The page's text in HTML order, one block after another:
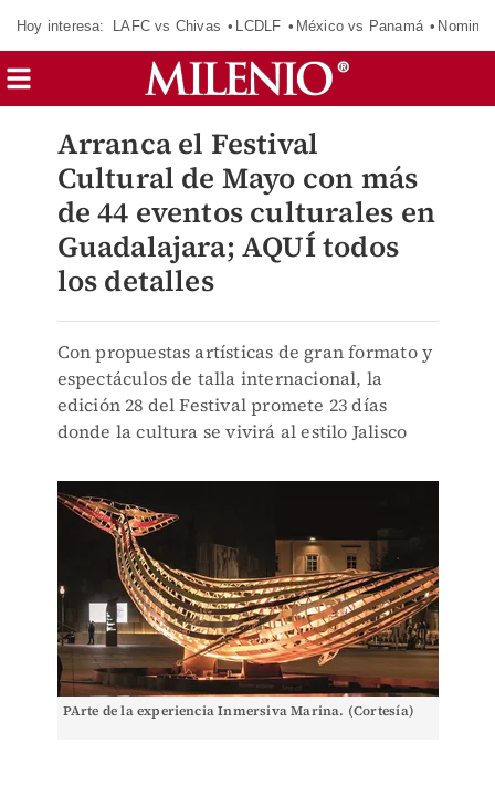
Hoy interesa: LAFC vs Chivas LCDLF México vs Panamá
Arranca el Festival
Cultural de Mayo con más
de 44 eventos culturales en
Guadalajara; AQUÍ todos
los detalles
Con propuestas artísticas de gran formato y
espectáculos de talla internacional, la
edición 28 del Festival promete 23 días
donde la cultura se vivirá al estilo Jalisco
PArte de la experiencia Inmersiva Marina. (Cortesía)